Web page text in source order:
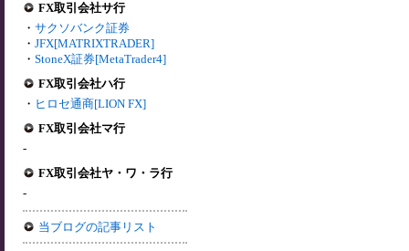
FX取引会社サ行
・ サクソバンク証券
・ JFX[MATRIXTRADER]
・ StoneX証券[MetaTrader4]
FX取引会社ハ行
・ ヒロセ通商[LION FX]
FX取引会社マ行
-
FX取引会社ヤ・ワ・ラ行
-
当ブログの記事リスト